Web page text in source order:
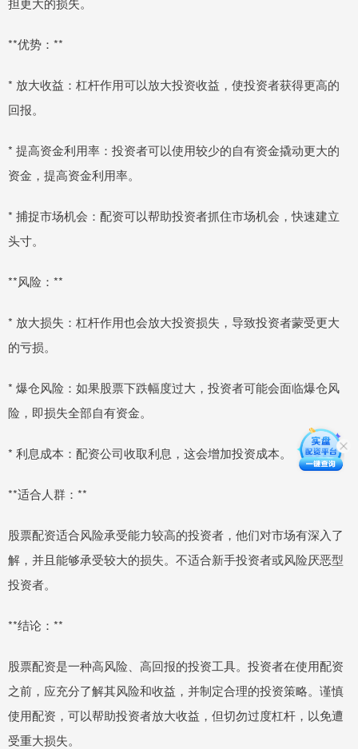
**优势：**
* 放大收益：杠杆作用可以放大投资收益，使投资者获得更高的
回报。
* 提高资金利用率：投资者可以使用较少的自有资金撬动更大的
资金，提高资金利用率。
* 捕捉市场机会：配资可以帮助投资者抓住市场机会，快速建立
头寸。
**风险：**
* 放大损失：杠杆作用也会放大投资损失，导致投资者蒙受更大
的亏损。
* 爆仓风险：如果股票下跌幅度过大，投资者可能会面临爆仓风
险，即损失全部自有资金。
* 利息成本：配资公司收取利息，这会增加投资成本。
**适合人群：**
股票配资适合风险承受能力较高的投资者，他们对市场有深入了
解，并且能够承受较大的损失。不适合新手投资者或风险厌恶型
投资者。
**结论：**
股票配资是一种高风险、高回报的投资工具。投资者在使用配资
之前，应充分了解其风险和收益，并制定合理的投资策略。谨慎
使用配资，可以帮助投资者放大收益，但切勿过度杠杆，以免遭
受重大损失。